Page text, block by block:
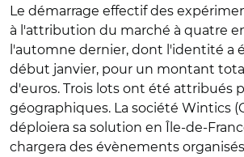
Le démarrage effectif des
à l'attribution du marché à quatre
l'automne dernier, dont l'identité a
début janvier, pour un montant
d'euros. Trois lots ont été attribués
géographiques. La société Wintics
déploiera sa solution en Île-de-
chargera des évènements